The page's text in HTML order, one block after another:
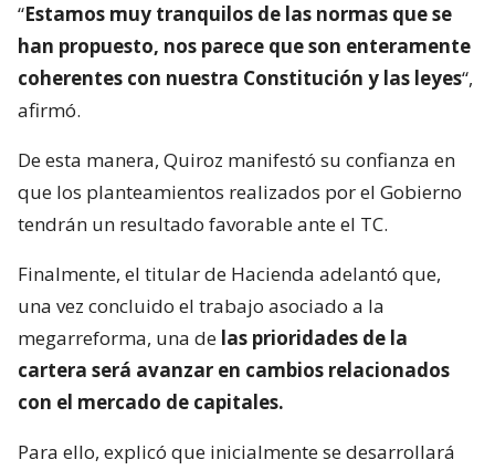
“Estamos muy tranquilos de las normas que se
han propuesto, nos parece que son enteramente
coherentes con nuestra Constitución y las leyes“,
afirmó.
De esta manera, Quiroz manifestó su confianza en
que los planteamientos realizados por el Gobierno
tendrán un resultado favorable ante el TC.
Finalmente, el titular de Hacienda adelantó que,
una vez concluido el trabajo asociado a la
megarreforma, una de las prioridades de la
cartera será avanzar en cambios relacionados
con el mercado de capitales.
Para ello, explicó que inicialmente se desarrollará